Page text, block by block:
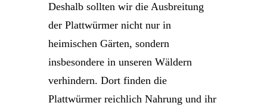
Deshalb sollten wir die Ausbreitung
der Plattwürmer nicht nur in
heimischen Gärten, sondern
insbesondere in unseren Wäldern
verhindern. Dort finden die
Plattwürmer reichlich Nahrung und ihr